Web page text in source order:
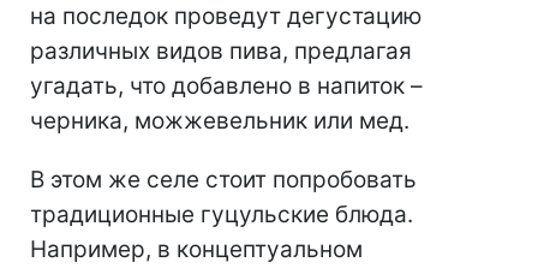
на последок проведут дегустацию
различных видов пива, предлагая
угадать, что добавлено в напиток –
черника, можжевельник или мед.
В этом же селе стоит попробовать
традиционные гуцульские блюда.
Например, в концептуальном